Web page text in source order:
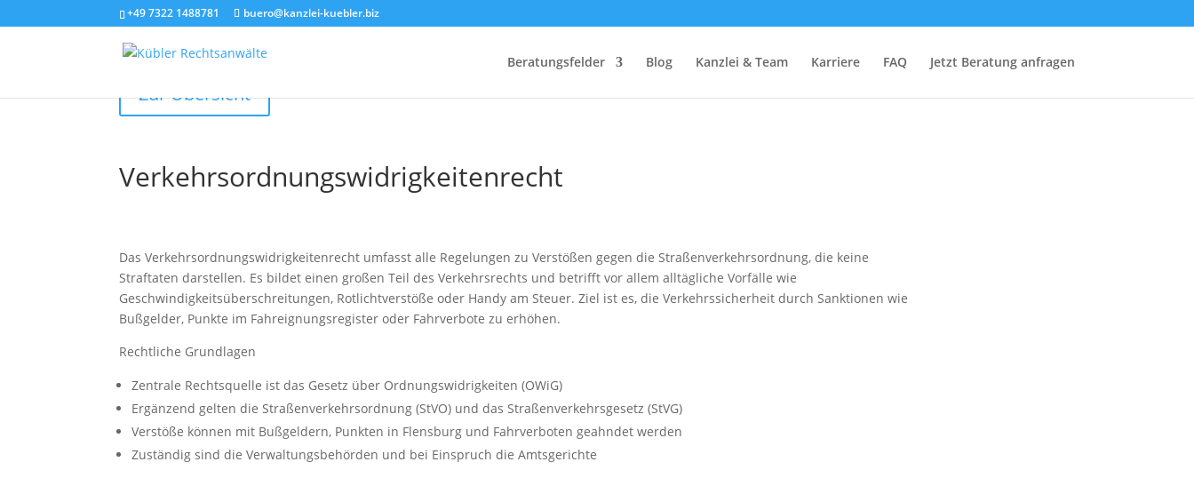
+49 7322 1488781 buero@kanzlei-kuebler.biz
Beratungsfelder Blog Kanzlei & Team Karriere FAQ Jetzt Beratung anfragen
Zur Übersicht
Verkehrsordnungswidrigkeitenrecht
Das Verkehrsordnungswidrigkeitenrecht umfasst alle Regelungen zu Verstößen gegen die Straßenverkehrsordnung, die keine
Straftaten darstellen. Es bildet einen großen Teil des Verkehrsrechts und betrifft vor allem alltägliche Vorfälle wie
Geschwindigkeitsüberschreitungen, Rotlichtverstöße oder Handy am Steuer. Ziel ist es, die Verkehrssicherheit durch Sanktionen wie
Bußgelder, Punkte im Fahreignungsregister oder Fahrverbote zu erhöhen.
Rechtliche Grundlagen
Zentrale Rechtsquelle ist das Gesetz über Ordnungswidrigkeiten (OWiG)
Ergänzend gelten die Straßenverkehrsordnung (StVO) und das Straßenverkehrsgesetz (StVG)
Verstöße können mit Bußgeldern, Punkten in Flensburg und Fahrverboten geahndet werden
Zuständig sind die Verwaltungsbehörden und bei Einspruch die Amtsgerichte